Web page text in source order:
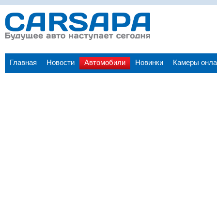
Главная Новости Автомобили Новинки Камеры